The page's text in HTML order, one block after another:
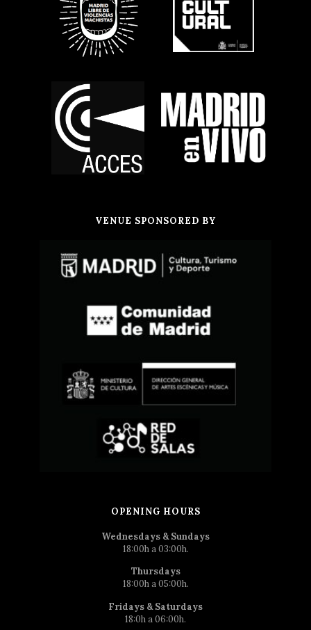
VENUE SPONSORED BY
OPENING HOURS
Wednesdays & Sundays
18:00h a 03:00h.
Thursdays
18:00h a 05:00h.
Fridays & Saturdays
18:0h a 06:00h.